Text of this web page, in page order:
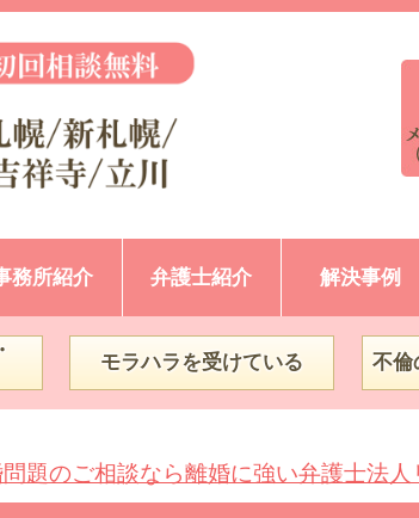
務所紹介 弁護士紹介 解決事例
モラハラを受けている 不倫
題のご相談なら離婚に強い弁護士法